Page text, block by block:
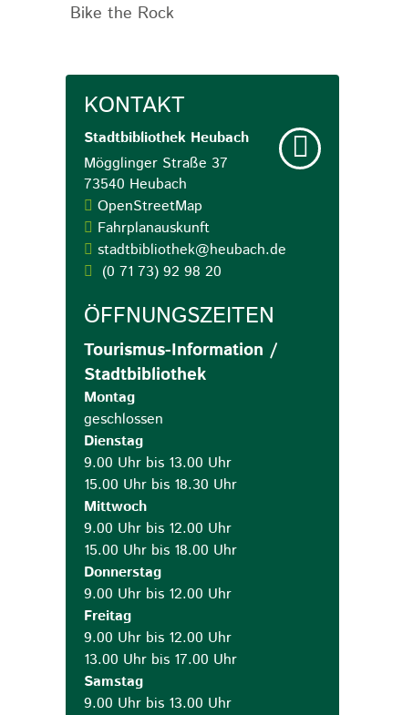
Bike the Rock
KONTAKT
Stadtbibliothek Heubach
Mögglinger Straße 37
73540 Heubach
OpenStreetMap
Fahrplanauskunft
stadtbibliothek@heubach.de
(0 71 73) 92 98 20
ÖFFNUNGSZEITEN
Tourismus-Information /
Stadtbibliothek
Montag
geschlossen
Dienstag
9.00 Uhr bis 13.00 Uhr
15.00 Uhr bis 18.30 Uhr
Mittwoch
9.00 Uhr bis 12.00 Uhr
15.00 Uhr bis 18.00 Uhr
Donnerstag
9.00 Uhr bis 12.00 Uhr
Freitag
9.00 Uhr bis 12.00 Uhr
13.00 Uhr bis 17.00 Uhr
Samstag
9.00 Uhr bis 13.00 Uhr